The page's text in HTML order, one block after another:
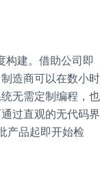
建。借助公司即
造商可以在数小时
无需定制编程，也
过直观的无代码界
产品起即开始检